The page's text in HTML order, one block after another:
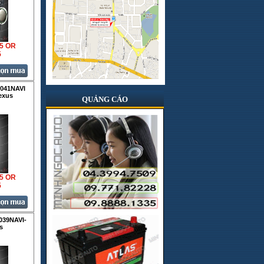
OR
OR
Hologen
Hong kong
Infinity
Italia
Japan
Jenka
JVC
JVJ
Korea
Kovan
Lifepro
Lốp BridGestone
Lốp Dunlop
Lốp Kumho Hàn Quốc
QUẢNG CÁO